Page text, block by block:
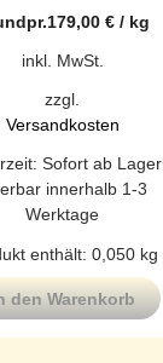
179,00 € / kg
inkl. MwSt.
zzgl.
Versandkosten
Sofort ab Lager
innerhalb 1-3
Werktage
enthält: 0,050 kg
den Warenkorb